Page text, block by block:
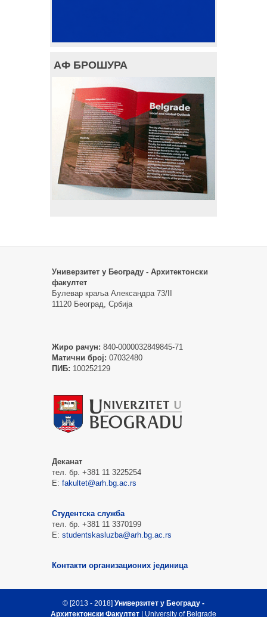
АФ БРОШУРА
Универзитет у Београду - Архитектонски
факултет
Булевар краља Александра 73/II
11120 Београд, Србија
Жиро рачун: 840-0000032849845-71
Матични број: 07032480
ПИБ: 100252129
Деканат
тел. бр. +381 11 3225254
Е: fakultet@arh.bg.ac.rs
Студентска служба
тел. бр. +381 11 3370199
Е: studentskasluzba@arh.bg.ac.rs
Контакти организационих јединица
© [2013 - 2018] Универзитет у Београду -
Архитектонски Факултет | University of Belgrade